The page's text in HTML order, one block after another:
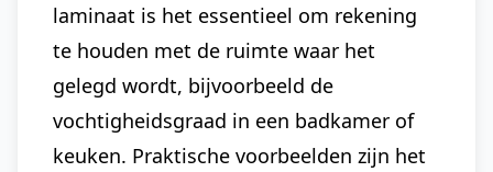
laminaat is het essentieel om rekening
te houden met de ruimte waar het
gelegd wordt, bijvoorbeeld de
vochtigheidsgraad in een badkamer of
keuken. Praktische voorbeelden zijn het